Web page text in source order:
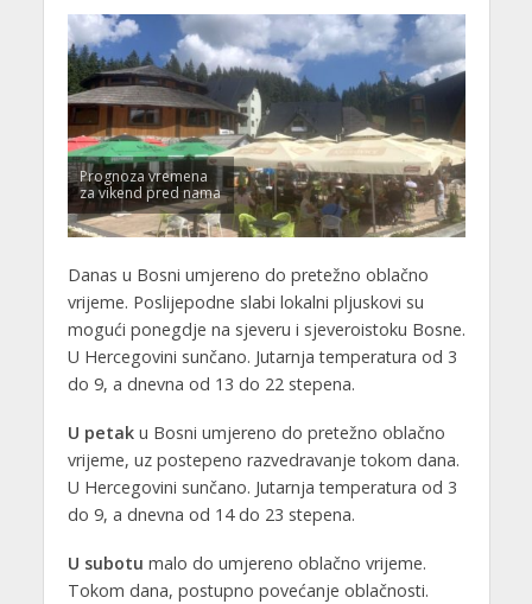
Prognoza vremena
za vikend pred nama
Danas u Bosni umjereno do pretežno oblačno
vrijeme. Poslijepodne slabi lokalni pljuskovi su
mogući ponegdje na sjeveru i sjeveroistoku Bosne.
U Hercegovini sunčano. Jutarnja temperatura od 3
do 9, a dnevna od 13 do 22 stepena.
U petaku Bosni umjereno do pretežno oblačno
vrijeme, uz postepeno razvedravanje tokom dana.
U Hercegovini sunčano. Jutarnja temperatura od 3
do 9, a dnevna od 14 do 23 stepena.
U subotu malo do umjereno oblačno vrijeme.
Tokom dana, postupno povećanje oblačnosti.